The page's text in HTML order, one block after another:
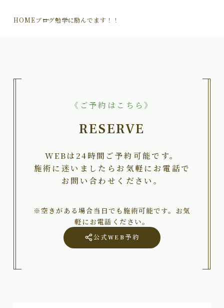
HOMEブログ勉学に励んでます！！
《ご予約はこちら》
RESERVE
WEBは24時間ご予約可能です。
施術に迷いましたらお気軽にお電話で
お問い合わせください。
※空きがある場合当日でも施術可能です。お気
軽にお電話ください。
公式WEB予約